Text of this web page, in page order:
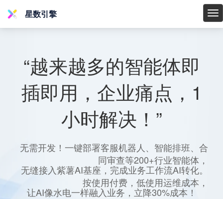
星
星数引擎
“越来越多的智能体即
插即用，企业痛点，1
小时解决！”
无需开发！一键部署客服机器人、智能排班、合
同审查等200+行业智能体，
无缝接入紫薯AI基座，完成业务工作流AI转化。
按使用付费，低使用运维成本，
让AI像水电一样融入业务，立降30%成本！